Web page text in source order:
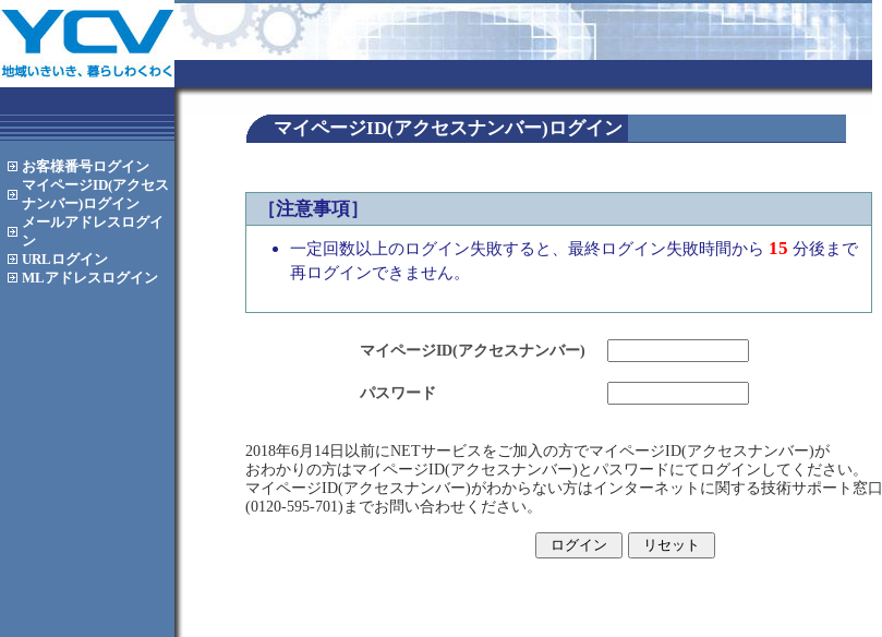
お客様番号ログイン
マイページID(アクセス
ナンバー)ログイン
メールアドレス ログイ
ン
URL ログイン
MLアドレス ログイン
マイページID(アクセスナンバー)ログイン
［注意事項］
一定回数以上のログイン失敗すると、最終ログイン失敗時間から 15 分後まで
再ログインできません。
マイページID(アクセスナンバー)
パスワード
2018年6月14日以前にNETサービスをご加入の方でマイページID(アクセスナンバー)が
おわかりの方はマイページID(アクセスナンバー)とパスワードにてログインしてください。
マイページID(アクセスナンバー)がわからない方はインターネットに関する技術サポート窓口
(0120-595-701)までお問い合わせください。